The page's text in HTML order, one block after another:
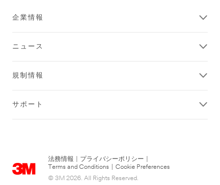
企業情報
ニュース
規制情報
サポート
法務情報 プライバシーポリシー
Terms and Conditions
Cookie Preferences
© 3M 2026. All Rights Reserved.